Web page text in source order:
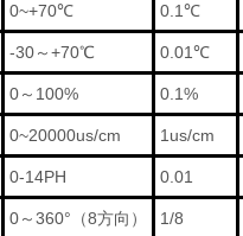
0~+70℃ 0.1℃
-30～+70℃ 0.01℃
0～100% 0.1%
0~20000us/cm 1us/cm
0-14PH 0.01
0～360°（8方向） 1/8